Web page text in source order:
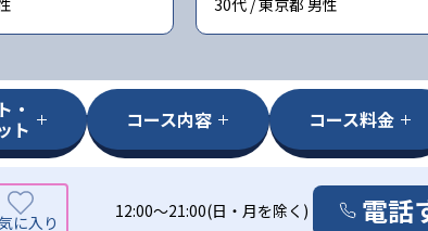
30代 / 東京都 男性
・
ト コース内容 コース料金
12:00～21:00(日・月を除く) 電話